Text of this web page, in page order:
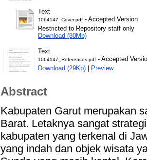
Text
1064147_Cover.pdf - Accepted Version
Restricted to Repository staff only
Download (80Mb)
Text
1064147_References.pdf - Accepted
Download (29Kb) | Preview
Abstract
Kabupaten Garut merupakan
Barat. Letaknya sangat
kabupaten yang terkenal di
yang indah dan objek wisata